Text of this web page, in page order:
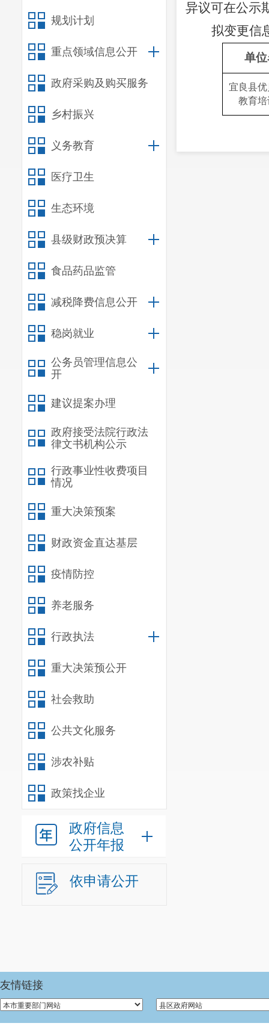
规划计划
重点领域信息公开
政府采购及购买服务
乡村振兴
义务教育
医疗卫生
生态环境
县级财政预决算
食品药品监管
减税降费信息公开
稳岗就业
公务员管理信息公
开
建议提案办理
政府接受法院行政法
律文书机构公示
行政事业性收费项目
情况
重大决策预案
财政资金直达基层
疫情防控
养老服务
行政执法
重大决策预公开
社会救助
公共文化服务
涉农补贴
政策找企业
政府信息
公开年报
依申请公开
异议可在公示
拟变更信
单
宜良县
教育
友情链接